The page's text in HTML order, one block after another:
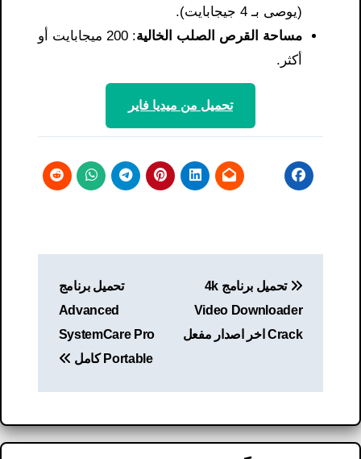
(يوصى بـ 4 جيجابايت).
مساحة القرص الصلب الخالية
: 200 ميجابايت أو
أكثر.
تحميل من ميديا ​​فاير
المقالات
تحميل برنامج 4k
Video Downloader
Crack اخر اصدار مفعل
تحميل برنامج
Advanced
SystemCare Pro
Portable كامل